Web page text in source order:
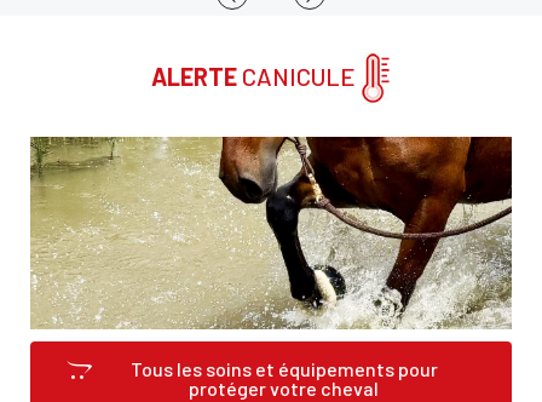
ALERTE CANICULE
Tous les soins et équipements pour
protéger votre cheval